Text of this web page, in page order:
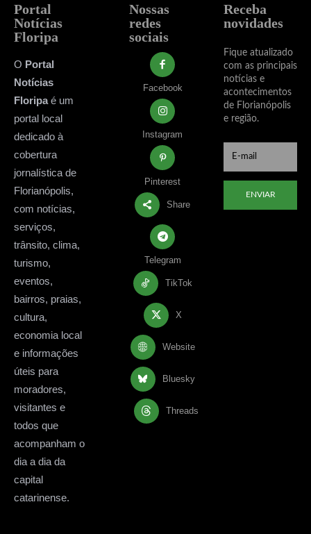
Portal
Notícias
Floripa
O Portal
Notícias
Floripaé um
portal local
dedicado à
cobertura
jornalística de
Florianópolis,
com notícias,
serviços,
trânsito, clima,
turismo,
eventos,
bairros, praias,
cultura,
economia local
e informações
úteis para
moradores,
visitantes e
todos que
acompanham o
dia a dia da
capital
catarinense.
Nossas
redes
sociais
Facebook
Instagram
Pinterest
Share
Telegram
TikTok
X
Website
Bluesky
Threads
Receba
novidades
Fique atualizado
com as principais
notícias e
acontecimentos
de Florianópolis
e região.
ENVIAR